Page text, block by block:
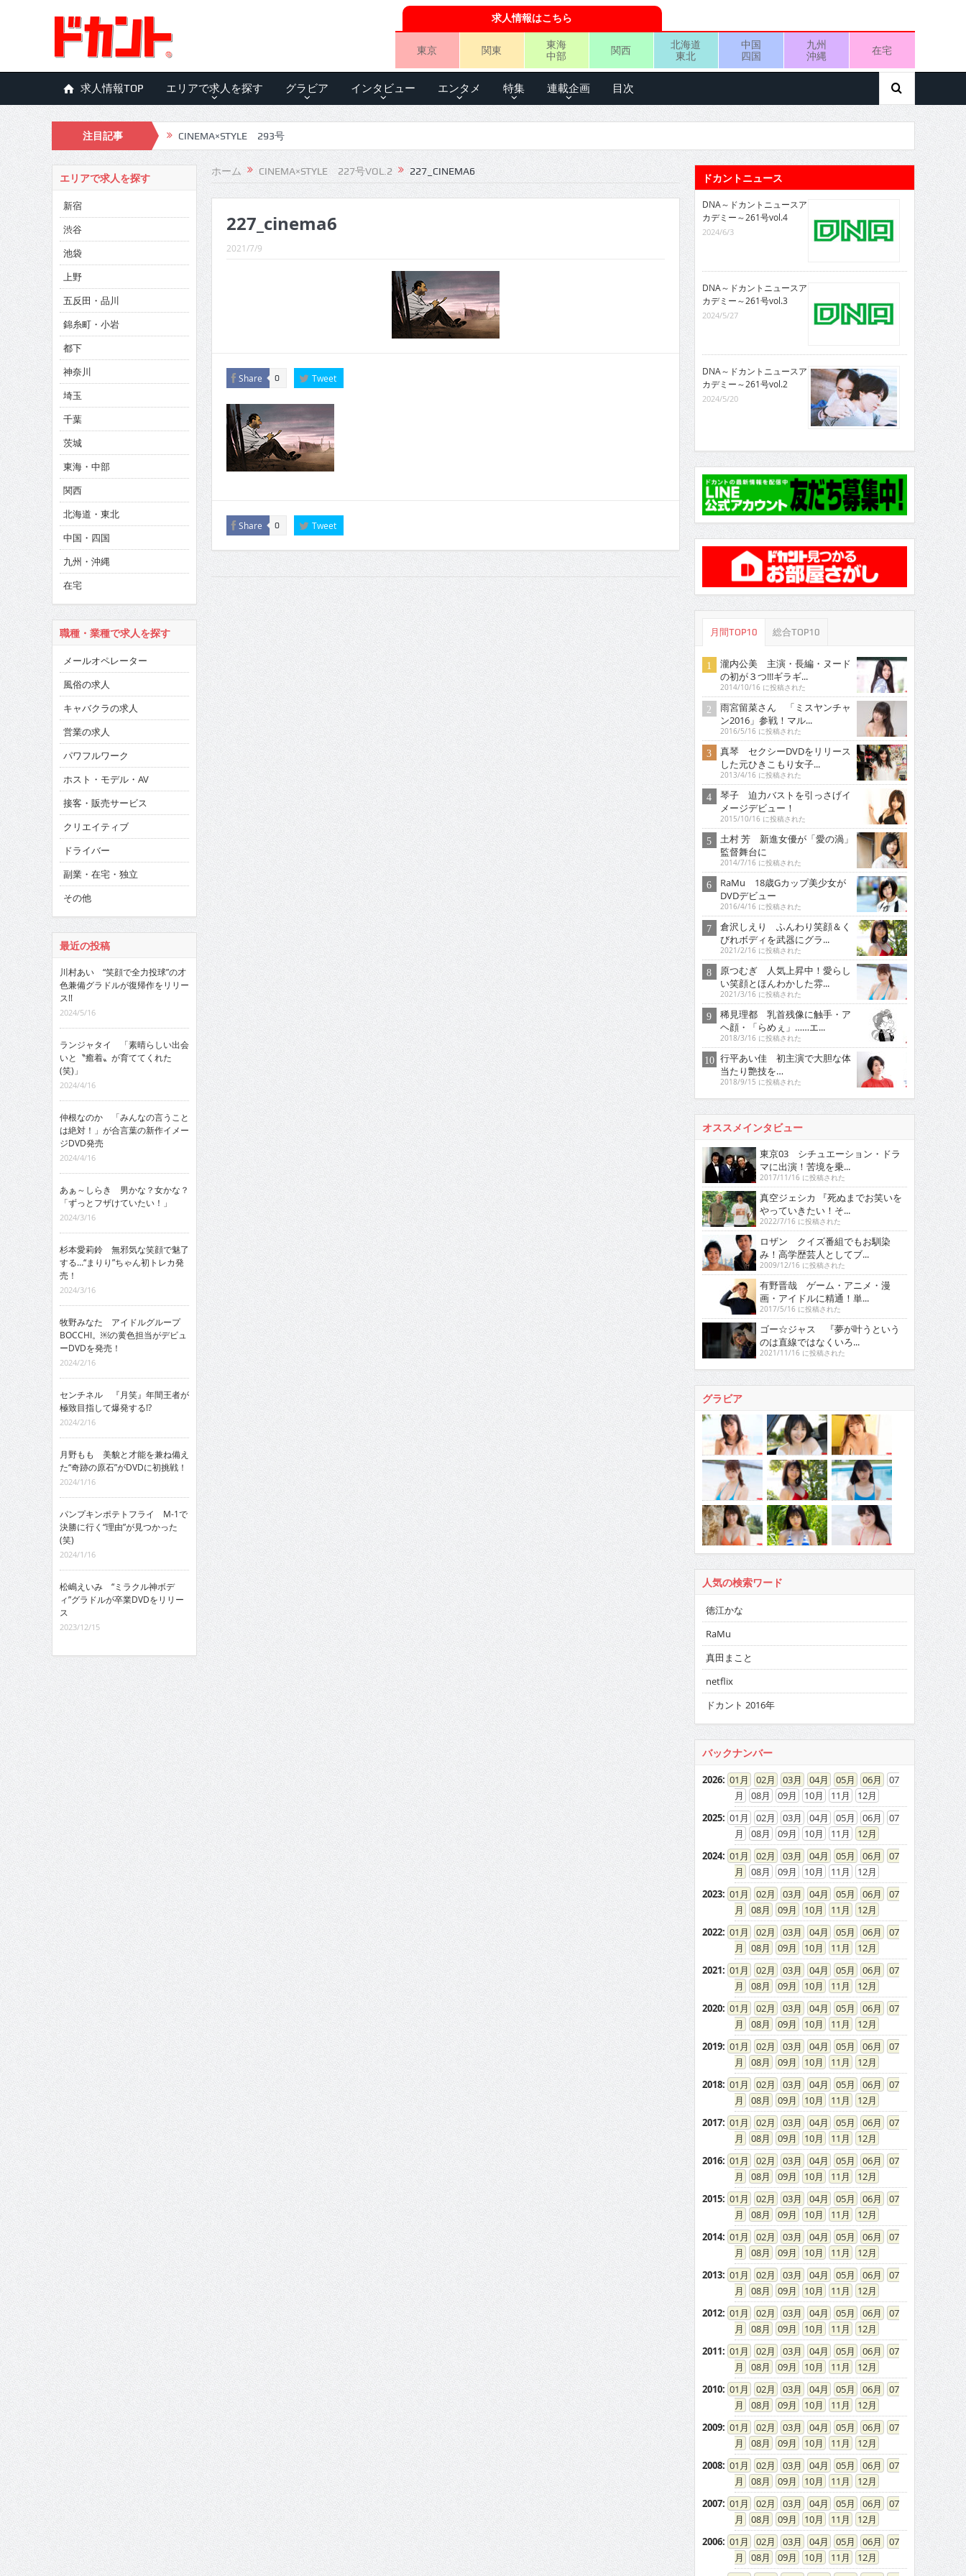
求人情報はこちら
東京 関東
東海
中部
関西
北海道
東北
中国
四国
九州
沖縄
在宅
求人情報TOP エリアで求人を探す グラビア インタビュー エンタメ 特集 連載企画 目次
注目記事 CINEMA×STYLE 293号
CINEMA×STYLE 292号
CINEMA×STYLE 291号
CINEMA×STYLE 290号
CINEMA×STYLE 289号
CINEMA×STYLE 288号
CINEMA×STYLE 286号
CINEMA×STYLE 285号
CINEMA×STYLE 294号
ホーム CINEMA×STYLE 227号VOL.2 227_CINEMA6
227_cinema6
2021/7/9
Share 0 Tweet
Share 0 Tweet
エリアで求人を探す
新宿
渋谷
池袋
上野
五反田・品川
錦糸町・小岩
都下
神奈川
埼玉
千葉
茨城
東海・中部
関西
北海道・東北
中国・四国
九州・沖縄
在宅
職種・業種で求人を探す
メールオペレーター
風俗の求人
キャバクラの求人
営業の求人
パワフルワーク
ホスト・モデル・AV
接客・販売サービス
クリエイティブ
ドライバー
副業・在宅・独立
その他
最近の投稿
川村あい “笑顔で全力投球”の才
色兼備グラドルが復帰作をリリー
ス!!
2024/5/16
ランジャタイ 「素晴らしい出会
いと〝癒着〟が育ててくれた
(笑)」
2024/4/16
仲根なのか 「みんなの言うこと
は絶対！」が合言葉の新作イメー
ジDVD発売
2024/4/16
あぁ～しらき 男かな？女かな？
「ずっとフザけていたい！」
2024/3/16
杉本愛莉鈴 無邪気な笑顔で魅了
する…“まりり”ちゃん初トレカ発
売！
2024/3/16
牧野みなた アイドルグループ
BOCCHI。￼の黄色担当がデビュ
ーDVDを発売！
2024/2/16
センチネル 『月笑』年間王者が
極致目指して爆発する!?
2024/2/16
月野もも 美貌と才能を兼ね備え
た“奇跡の原石”がDVDに初挑戦！
2024/1/16
パンプキンポテトフライ M-1で
決勝に行く“理由”が見つかった
(笑)
2024/1/16
松嶋えいみ “ミラクル神ボデ
ィ”グラドルが卒業DVDをリリー
ス
2023/12/15
ドカントニュース
DNA～ドカントニュースア
カデミー～261号vol.4
2024/6/3
DNA～ドカントニュースア
カデミー～261号vol.3
2024/5/27
DNA～ドカントニュースア
カデミー～261号vol.2
2024/5/20
月間TOP10 総合TOP10
瀧内公美 主演・長編・ヌード
の初が３つ!!!ギラギ...
2014/10/16 に投稿された
雨宮留菜さん 「ミスヤンチャ
ン2016」参戦！マル...
2016/5/16 に投稿された
真琴 セクシーDVDをリリース
した元ひきこもり女子...
2013/4/16 に投稿された
琴子 迫力バストを引っさげイ
メージデビュー！
2015/10/16 に投稿された
土村 芳 新進女優が「愛の渦」
監督舞台に
2014/7/16 に投稿された
RaMu 18歳Gカップ美少女が
DVDデビュー
2016/4/16 に投稿された
倉沢しえり ふんわり笑顔＆く
びれボディを武器にグラ...
2021/2/16 に投稿された
原つむぎ 人気上昇中！愛らし
い笑顔とほんわかした雰...
2021/3/16 に投稿された
稀見理都 乳首残像に触手・ア
ヘ顔・「らめぇ」……エ...
2018/3/16 に投稿された
行平あい佳 初主演で大胆な体
当たり艶技を…
2018/9/15 に投稿された
オススメインタビュー
東京03 シチュエーション・ドラ
マに出演！苦境を乗...
2017/11/16 に投稿された
真空ジェシカ 『死ぬまでお笑いを
やっていきたい！そ...
2022/7/16 に投稿された
ロザン クイズ番組でもお馴染
み！高学歴芸人としてブ...
2009/12/16 に投稿された
有野晋哉 ゲーム・アニメ・漫
画・アイドルに精通！単...
2017/5/16 に投稿された
ゴー☆ジャス 『夢が叶うという
のは直線ではなくいろ...
2021/11/16 に投稿された
グラビア
人気の検索ワード
徳江かな
RaMu
真田まこと
netflix
ドカント 2016年
バックナンバー
2026: 01 02 03 04 05 06
07
08
09 10 11
12
2025: 01 02 03 04 05 06
07
08
09 10 11
12
2024: 01 02 03 04 05 06
07
08
09 10 11
12
2023: 01 02 03 04 05 06
07
08
09 10 11
12
2022: 01 02 03 04 05 06
07
08
09 10 11
12
2021: 01 02 03 04 05 06
07
08
09 10 11
12
2020: 01 02 03 04 05 06
07
08
09 10 11
12
2019: 01 02 03 04 05 06
07
08
09 10 11
12
2018: 01 02 03 04 05 06
07
08
09 10 11
12
2017: 01 02 03 04 05 06
07
08
09 10 11
12
2016: 01 02 03 04 05 06
07
08
09 10 11
12
2015: 01 02 03 04 05 06
07
08
09 10 11
12
2014: 01 02 03 04 05 06
07
08
09 10 11
12
2013: 01 02 03 04 05 06
07
08
09 10 11
12
2012: 01 02 03 04 05 06
07
08
09 10 11
12
2011: 01 02 03 04 05 06
07
08
09 10 11
12
2010: 01 02 03 04 05 06
07
08
09 10 11
12
2009: 01 02 03 04 05 06
07
08
09 10 11
12
2008: 01 02 03 04 05 06
07
08
09 10 11
12
2007: 01 02 03 04 05 06
07
08
09 10 11
12
2006: 01 02 03 04 05 06
07
08
09 10 11
12